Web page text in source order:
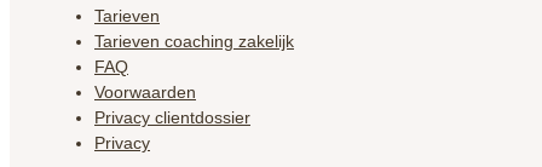
Tarieven
Tarieven coaching zakelijk
FAQ
Voorwaarden
Privacy clientdossier
Privacy